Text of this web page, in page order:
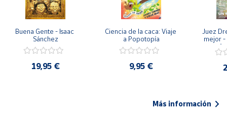
Buena Gente - Isaac
Sánchez
19,95 €
Ciencia de la caca: Viaje
a Popotopía
9,95 €
Juez
mejor -
Más información